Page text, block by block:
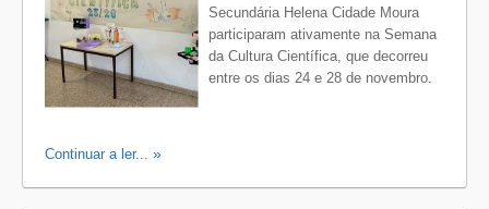
Secundária Helena Cidade Moura
participaram ativamente na Semana
da Cultura Científica, que decorreu
entre os dias 24 e 28 de novembro.
Continuar a ler...